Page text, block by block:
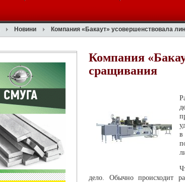
Новини Компания «Бакаут» усовершенствовала
Компания
сращивания
в
дело. Обычно происходит